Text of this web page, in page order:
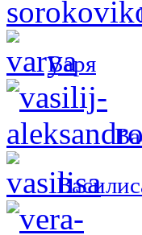
Варя